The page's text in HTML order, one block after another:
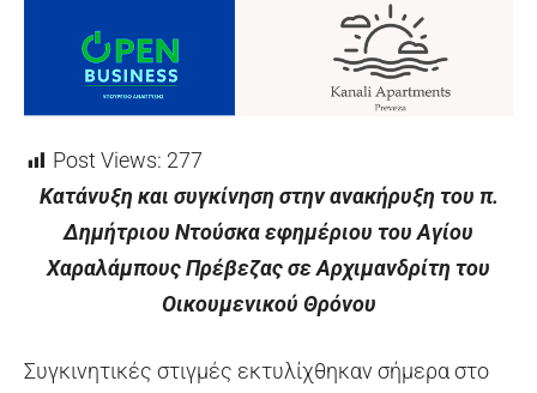
Post Views: 277
Κατάνυξη και συγκίνηση στην ανακήρυξη του π.
Δημήτριου Ντούσκα εφημέριου του Αγίου
Χαραλάμπους Πρέβεζας σε Αρχιμανδρίτη του
Οικουμενικού Θρόνου
Συγκινητικές στιγμές εκτυλίχθηκαν σήμερα στο